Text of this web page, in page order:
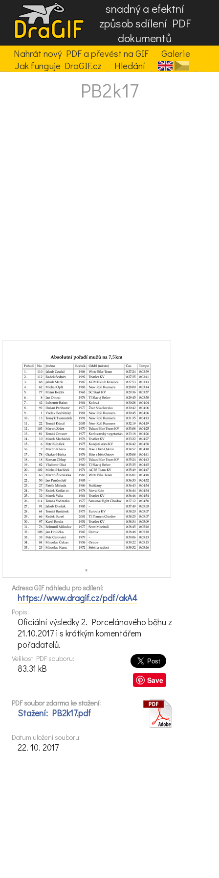
snadný a efektní
způsob sdílení PDF
dokumentů
Nahrát nový PDF a převést na GIF
Galerie
Jak funguje DraGIF.cz
Hledání
PB2k17
Adresa GIF náhledu pro sdílení:
https://www.dragif.cz/pdf/akA4
Popis:
Oficiální výsledky 2. Porcelánového běhu z
21.10.2017 i s krátkým komentářem
pořadatelů.
Save
Velikost PDF souboru:
83.31 kB
PDF soubor zdarma ke stažení:
Stažení: PB2k17.pdf
Datum uložení souboru:
22. 10. 2017